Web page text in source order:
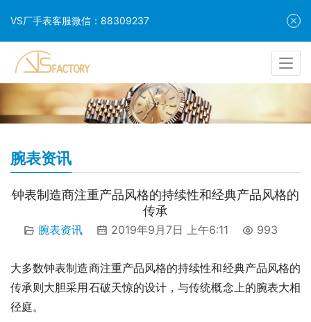
腕表资讯
钟表制造商注重产品风格的持续性和经典产品风格的
传承
腕表资讯 2019年9月7日 上午6:11 993
大多数钟表制造商注重产品风格的持续性和经典产品风格的
传承则大胆采用石破天惊的设计，与传统概念上的腕表大相
径庭。
VS厂手表客服微信：88309237